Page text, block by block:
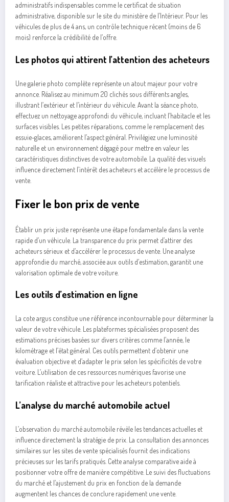
administratifs indispensables comme le certificat de situation
administrative, disponible sur le site du ministère de l’Intérieur. Pour les
véhicules de plus de 4 ans, un contrôle technique récent (moins de 6
mois) renforce la crédibilité de l’offre.
Les photos qui attirent l’attention des acheteurs
Une galerie photo complète représente un atout majeur pour votre
annonce. Réalisez au minimum 20 clichés sous différents angles,
illustrant l’extérieur et l’intérieur du véhicule. Avant la séance photo,
effectuez un nettoyage approfondi du véhicule, incluant l’habitacle et les
surfaces visibles. Les petites réparations, comme le remplacement des
essuie-glaces, améliorent l’aspect général. Privilégiez une luminosité
naturelle et un environnement dégagé pour mettre en valeur les
caractéristiques distinctives de votre automobile. La qualité des visuels
influence directement l’intérêt des acheteurs et accélère le processus de
vente.
Fixer le bon prix de vente
Établir un prix juste représente une étape fondamentale dans la vente
rapide d’un véhicule. La transparence du prix permet d’attirer des
acheteurs sérieux et d’accélérer le processus de vente. Une analyse
approfondie du marché, associée aux outils d’estimation, garantit une
valorisation optimale de votre voiture.
Les outils d’estimation en ligne
La cote argus constitue une référence incontournable pour déterminer la
valeur de votre véhicule. Les plateformes spécialisées proposent des
estimations précises basées sur divers critères comme l’année, le
kilométrage et l’état général. Ces outils permettent d’obtenir une
évaluation objective et d’adapter le prix selon les spécificités de votre
voiture. L’utilisation de ces ressources numériques favorise une
tarification réaliste et attractive pour les acheteurs potentiels.
L’analyse du marché automobile actuel
L’observation du marché automobile révèle les tendances actuelles et
influence directement la stratégie de prix. La consultation des annonces
similaires sur les sites de vente spécialisés fournit des indications
précieuses sur les tarifs pratiqués. Cette analyse comparative aide à
positionner votre offre de manière compétitive. Le suivi des fluctuations
du marché et l’ajustement du prix en fonction de la demande
augmentent les chances de conclure rapidement une vente.